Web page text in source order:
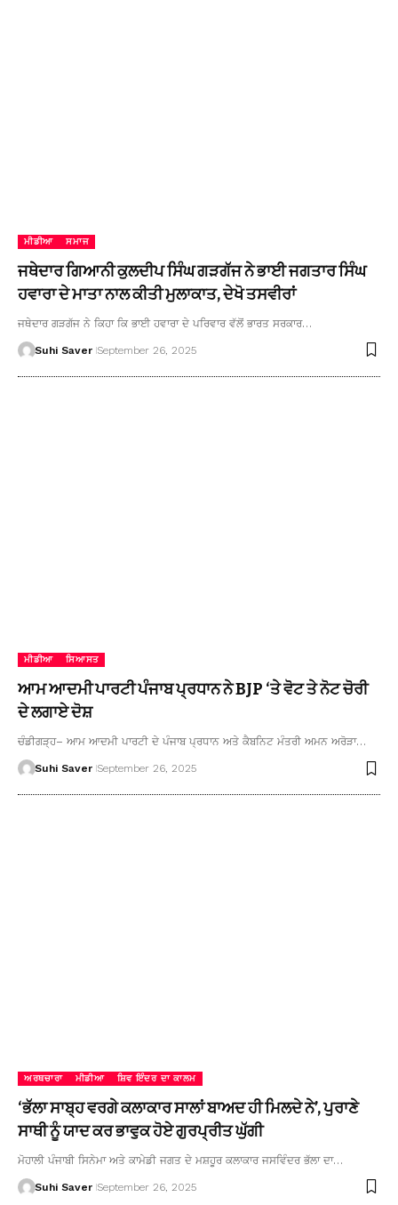
ਮੀਡੀਆ ਸਮਾਜ
ਜਥੇਦਾਰ ਗਿਆਨੀ ਕੁਲਦੀਪ ਸਿੰਘ ਗੜਗੱਜ ਨੇ ਭਾਈ ਜਗਤਾਰ ਸਿੰਘ
ਹਵਾਰਾ ਦੇ ਮਾਤਾ ਨਾਲ ਕੀਤੀ ਮੁਲਾਕਾਤ, ਦੇਖੋ ਤਸਵੀਰਾਂ
ਜਥੇਦਾਰ ਗੜਗੱਜ ਨੇ ਕਿਹਾ ਕਿ ਭਾਈ ਹਵਾਰਾ ਦੇ ਪਰਿਵਾਰ ਵੱਲੋਂ ਭਾਰਤ ਸਰਕਾਰ…
Suhi Saver September 26, 2025
ਮੀਡੀਆ ਸਿਆਸਤ
ਆਮ ਆਦਮੀ ਪਾਰਟੀ ਪੰਜਾਬ ਪ੍ਰਧਾਨ ਨੇ BJP ‘ਤੇ ਵੋਟ ਤੇ ਨੋਟ ਚੋਰੀ
ਦੇ ਲਗਾਏ ਦੋਸ਼
ਚੰਡੀਗੜ੍ਹ– ਆਮ ਆਦਮੀ ਪਾਰਟੀ ਦੇ ਪੰਜਾਬ ਪ੍ਰਧਾਨ ਅਤੇ ਕੈਬਨਿਟ ਮੰਤਰੀ ਅਮਨ ਅਰੋੜਾ…
Suhi Saver September 26, 2025
ਅਰਥਚਾਰਾ ਮੀਡੀਆ ਸ਼ਿਵ ਇੰਦਰ ਦਾ ਕਾਲਮ
‘ਭੱਲਾ ਸਾਬ੍ਹ ਵਰਗੇ ਕਲਾਕਾਰ ਸਾਲਾਂ ਬਾਅਦ ਹੀ ਮਿਲਦੇ ਨੇ’, ਪੁਰਾਣੇ
ਸਾਥੀ ਨੂੰ ਯਾਦ ਕਰ ਭਾਵੁਕ ਹੋਏ ਗੁਰਪ੍ਰੀਤ ਘੁੱਗੀ
ਮੋਹਾਲੀ ਪੰਜਾਬੀ ਸਿਨੇਮਾ ਅਤੇ ਕਾਮੇਡੀ ਜਗਤ ਦੇ ਮਸ਼ਹੂਰ ਕਲਾਕਾਰ ਜਸਵਿੰਦਰ ਭੱਲਾ ਦਾ…
Suhi Saver September 26, 2025